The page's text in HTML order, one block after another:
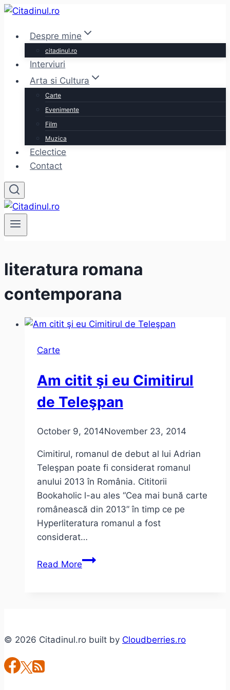
Skip
contentDespre mine
citadinul.ro
Interviuri
Arta si Cultura
Carte
Evenimente
Film
Muzica
Eclectice
Contact
literatura romana
contemporana
Carte
Am citit şi eu Cimitirul
de Teleşpan
October 9, 2014November 23, 2014
Cimitirul, romanul de debut al lui Adrian
Teleşpan poate fi considerat romanul
anului 2013 în România. Cititorii
Bookaholic l-au ales “Cea mai bună carte
românească din 2013” în timp ce pe
Hyperliteratura romanul a fost
considerat…
Read MoreAm
Teleşpan
© 2026 Citadinul.ro built by Cloudberries.ro